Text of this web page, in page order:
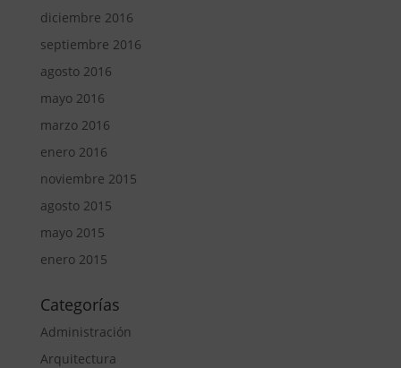
diciembre 2016
septiembre 2016
agosto 2016
mayo 2016
marzo 2016
enero 2016
noviembre 2015
agosto 2015
mayo 2015
enero 2015
Categorías
Administración
Arquitectura